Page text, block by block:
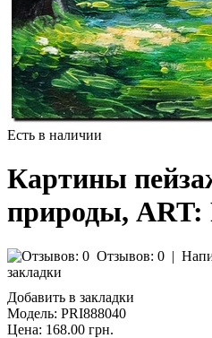
Есть в наличии
Картины
природы, ART:
Отзывов: 0 |
закладки
Добавить в закладки
Модель: PRI888040
Цена: 168.00 грн.